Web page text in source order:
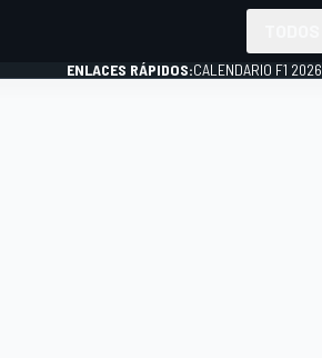
ENLACES RÁPIDOS:CALENDARIO F1 2026